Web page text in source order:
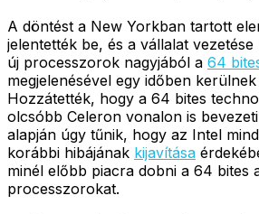
A döntést a New Yorkban tartott
jelentették be, és a vállalat
új processzorok nagyjából a 64
megjelenésével egy időben
Hozzátették, hogy a 64 bites
olcsóbb Celeron vonalon is
alapján úgy tűnik, hogy az Intel
korábbi hibájának kijavítása
minél előbb piacra dobni a 64 bites
processzorokat.